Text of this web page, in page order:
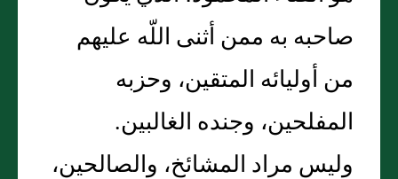
صاحبه به ممن أثنى اللّه عليهم
من أوليائه المتقين، وحزبه
المفلحين، وجنده الغالبين‏.‏
وليس مراد المشائخ، والصالحين،